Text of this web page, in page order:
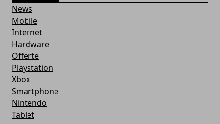
News
Mobile
Internet
Hardware
Offerte
Playstation
Xbox
Smartphone
Nintendo
Tablet